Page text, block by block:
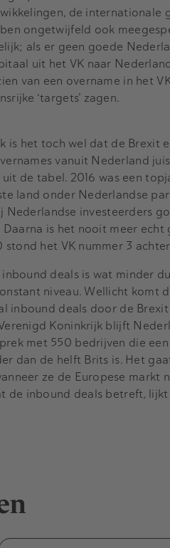
de internationale
ongetwijfeld ook
als er geen goede
uit het VK naar
van een overname in het
‘targets’ zagen.
is het toch wel dat de Brexit
vanuit Nederland
de tabel. 2016 was een
land onder Nederlandse
Nederlandse investeerders
is het nooit meer
stond het VK nummer 3
deals is wat minder
niveau. Wellicht komt
inbound deals door de
Koninkrijk blijft
met 550 bedrijven die
dan de helft Brits is. Het
ze de Europese markt
de inbound deals betreft, lijkt